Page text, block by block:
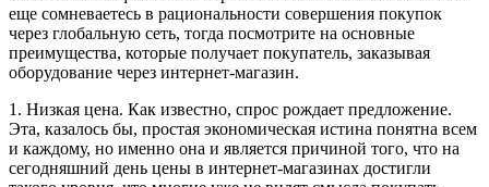
еще сомневаетесь в рациональности совершения покупок
через глобальную сеть, тогда посмотрите на основные
преимущества, которые получает покупатель, заказывая
оборудование через интернет-магазин.
1. Низкая цена. Как известно, спрос рождает предложение.
Эта, казалось бы, простая экономическая истина понятна всем
и каждому, но именно она и является причиной того, что на
сегодняшний день цены в интернет-магазинах достигли